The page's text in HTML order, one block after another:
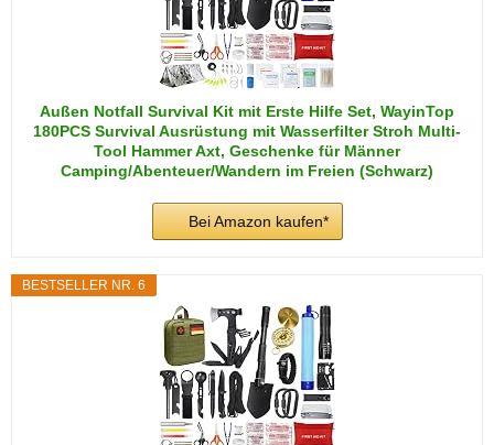
Außen Notfall Survival Kit mit Erste Hilfe Set, WayinTop
180PCS Survival Ausrüstung mit Wasserfilter Stroh Multi-
Tool Hammer Axt, Geschenke für Männer
Camping/Abenteuer/Wandern im Freien (Schwarz)
Bei Amazon kaufen*
BESTSELLER NR. 6